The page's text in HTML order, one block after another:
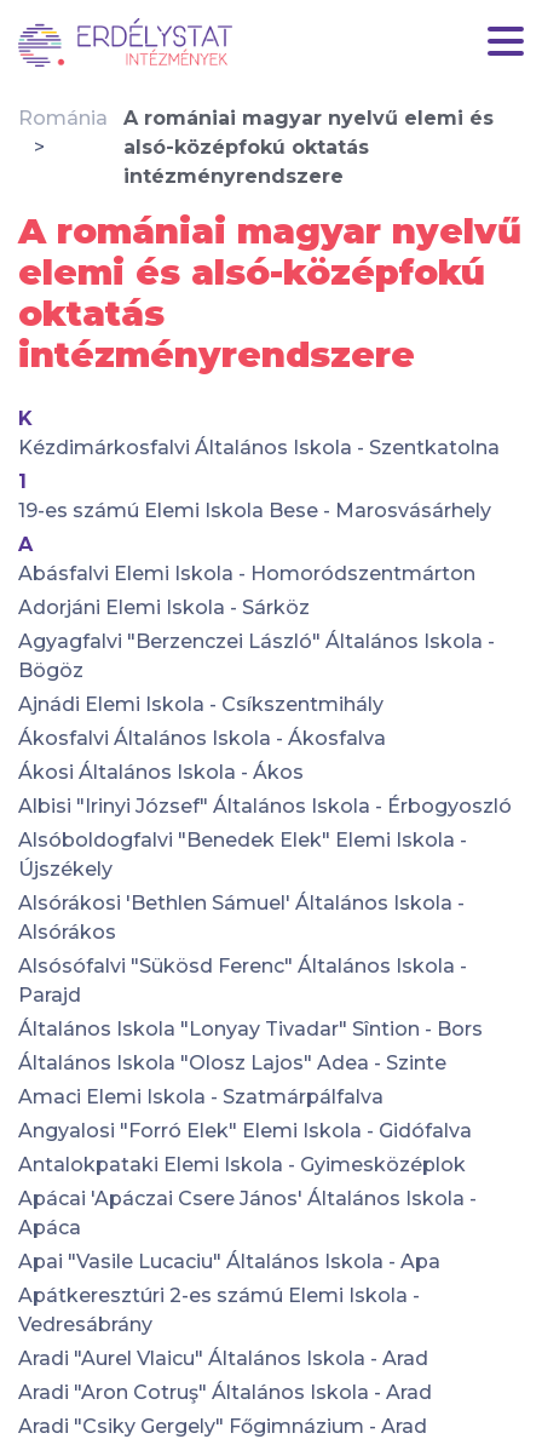
Románia
A romániai magyar nyelvű elemi és
alsó-középfokú oktatás
intézményrendszere
A romániai magyar nyelvű
elemi és alsó-középfokú
oktatás
intézményrendszere
K
Kézdimárkosfalvi Általános Iskola - Szentkatolna
1
19-es számú Elemi Iskola Bese - Marosvásárhely
A
Abásfalvi Elemi Iskola - Homoródszentmárton
Adorjáni Elemi Iskola - Sárköz
Agyagfalvi "Berzenczei László" Általános Iskola -
Bögöz
Ajnádi Elemi Iskola - Csíkszentmihály
Ákosfalvi Általános Iskola - Ákosfalva
Ákosi Általános Iskola - Ákos
Albisi "Irinyi József" Általános Iskola - Érbogyoszló
Alsóboldogfalvi "Benedek Elek" Elemi Iskola -
Újszékely
Alsórákosi 'Bethlen Sámuel' Általános Iskola -
Alsórákos
Alsósófalvi "Sükösd Ferenc" Általános Iskola -
Parajd
Általános Iskola "Lonyay Tivadar" Sîntion - Bors
Általános Iskola "Olosz Lajos" Adea - Szinte
Amaci Elemi Iskola - Szatmárpálfalva
Angyalosi "Forró Elek" Elemi Iskola - Gidófalva
Antalokpataki Elemi Iskola - Gyimesközéplok
Apácai 'Apáczai Csere János' Általános Iskola -
Apáca
Apai "Vasile Lucaciu" Általános Iskola - Apa
Apátkeresztúri 2-es számú Elemi Iskola -
Vedresábrány
Aradi "Aurel Vlaicu" Általános Iskola - Arad
Aradi "Aron Cotruş" Általános Iskola - Arad
Aradi "Csiky Gergely" Főgimnázium - Arad